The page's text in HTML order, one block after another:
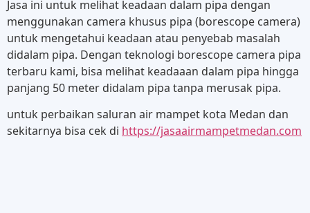
Jasa ini untuk melihat keadaan dalam pipa dengan
menggunakan camera khusus pipa (borescope camera)
untuk mengetahui keadaan atau penyebab masalah
didalam pipa. Dengan teknologi borescope camera pipa
terbaru kami, bisa melihat keadaaan dalam pipa hingga
panjang 50 meter didalam pipa tanpa merusak pipa.
untuk perbaikan saluran air mampet kota Medan dan
sekitarnya bisa cek di https://jasaairmampetmedan.com